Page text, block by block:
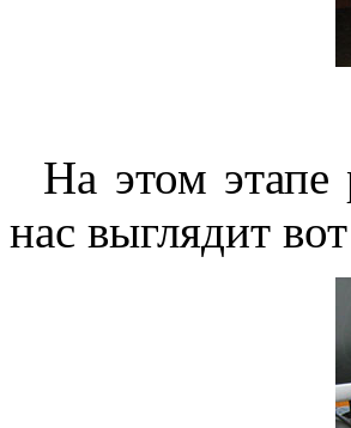
На этом этапе
нас выглядит